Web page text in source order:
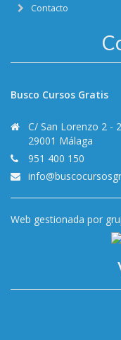
Contacto
Busco Cursos Gratis
C/ San Lorenzo 2 - 2
29001 Málaga
951 400 150
Web gestionada por